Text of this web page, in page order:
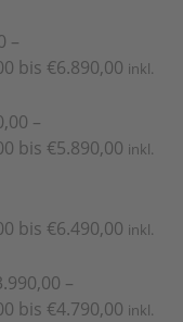
–
bis €6.890,00 inkl.
–
bis €5.890,00 inkl.
bis €6.490,00 inkl.
–
bis €4.790,00 inkl.